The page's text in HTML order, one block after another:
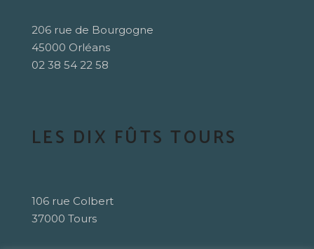
206 rue de Bourgogne
45000 Orléans
02 38 54 22 58
LES DIX FÛTS TOURS
106 rue Colbert
37000 Tours